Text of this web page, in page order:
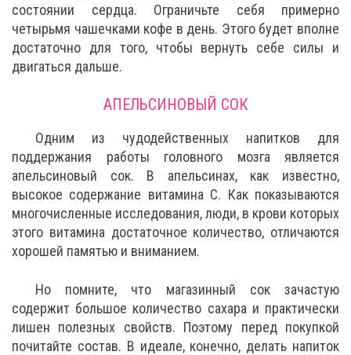
состоянии сердца. Ограничьте себя примерно
четырьмя чашечками кофе в день. Этого будет вполне
достаточно для того, чтобы вернуть себе силы и
двигаться дальше.
АПЕЛЬСИНОВЫЙ СОК
Одним из чудодейственных напитков для
поддержания работы головного мозга является
апельсиновый сок. В апельсинах, как известно,
высокое содержание витамина С. Как показываются
многочисленные исследования, люди, в крови которых
этого витамина достаточное количество, отличаются
хорошей памятью и вниманием.
Но помните, что магазинный сок зачастую
содержит большое количество сахара и практически
лишен полезных свойств. Поэтому перед покупкой
почитайте состав. В идеале, конечно, делать напиток